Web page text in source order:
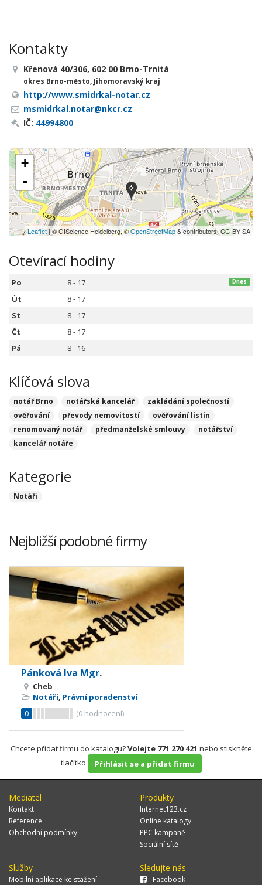
Kontakty
Křenová 40/306, 602 00 Brno-Trnitá
okres Brno-město, Jihomoravský kraj
http://www.smidrkal-notar.cz
msmidrkal.notar@nkcr.cz
IČ: 44994800
+
-
Leaflet | © GIScience Heidelberg, ©OpenStreetMap& contributors, CC-BY-SA
Otevírací hodiny
Po 8 - 17 Dnes
Út
8 - 17
St
8 - 17
Čt
8 - 17
Pá
8 - 16
Klíčová slova
notář Brno notářská kancelář
zakládání společností
ověřování
převody nemovitostí
ověřování listin
renomovaný notář
předmanželské smlouvy
notářství
kancelář notáře
Kategorie
Notáři
Nejbližší podobné firmy
Pánková Iva Mgr.
Cheb
Notáři, Právní poradenství
0
(0 hodnocení)
Chcete přidat firmu do katalogu?Volejte 771 270 421 nebo stiskněte
tlačítko
Přihlásit se a přidat firmu
Mediatel
Kontakt
Reference
Obchodní podmínky
Produkty
Internet123.cz
Online katalogy
PPC kampaně
Sociální sítě
Služby
Mobilní aplikace ke stažení
Sledujte nás
Facebook